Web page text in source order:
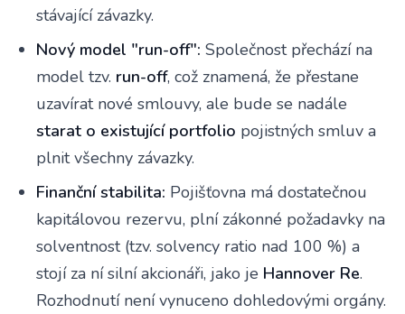
stávající závazky.
Nový model "run-off": Společnost přechází na
model tzv. run-off, což znamená, že přestane
uzavírat nové smlouvy, ale bude se nadále
starat o existující portfolio pojistných smluv a
plnit všechny závazky.
Finanční stabilita: Pojišťovna má dostatečnou
kapitálovou rezervu, plní zákonné požadavky na
solventnost (tzv. solvency ratio nad 100 %) a
stojí za ní silní akcionáři, jako je Hannover Re.
Rozhodnutí není vynuceno dohledovými orgány.